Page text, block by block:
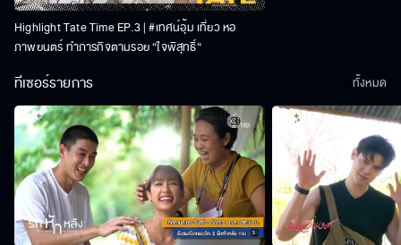
Highlight Tate Time EP.3 | #เทศน์อุ้ม เที่ยว หอ
ภาพยนตร์ ทำภารกิจตามรอย “ใจพิสุทธิ์“
ทีเซอร์รายการ ทั้งหมด